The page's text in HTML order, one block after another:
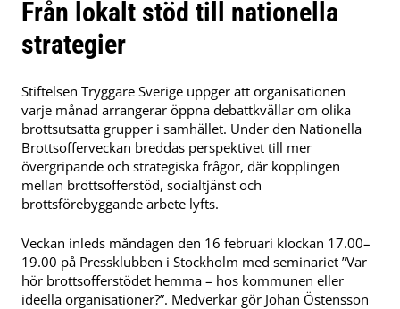
Från lokalt stöd till nationella
strategier
Stiftelsen Tryggare Sverige uppger att organisationen
varje månad arrangerar öppna debattkvällar om olika
brottsutsatta grupper i samhället. Under den Nationella
Brottsofferveckan breddas perspektivet till mer
övergripande och strategiska frågor, där kopplingen
mellan brottsofferstöd, socialtjänst och
brottsförebyggande arbete lyfts.
Veckan inleds måndagen den 16 februari klockan 17.00–
19.00 på Pressklubben i Stockholm med seminariet ”Var
hör brottsofferstödet hemma – hos kommunen eller
ideella organisationer?”. Medverkar gör Johan Östensson